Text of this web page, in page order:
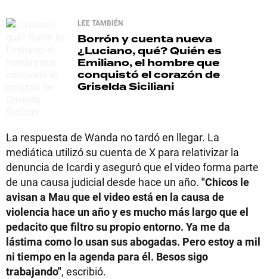
LEE TAMBIÉN
Borrón y cuenta nueva
¿Luciano, qué? Quién es
Emiliano, el hombre que
conquistó el corazón de
Griselda Siciliani
La respuesta de Wanda no tardó en llegar. La
mediática utilizó su cuenta de X para relativizar la
denuncia de Icardi y aseguró que el video forma parte
de una causa judicial desde hace un año. "Chicos le
avisan a Mau que el video está en la causa de
violencia hace un año y es mucho más largo que el
pedacito que filtro su propio entorno. Ya me da
lástima como lo usan sus abogadas. Pero estoy a mil
ni tiempo en la agenda para él. Besos sigo
trabajando", escribió.